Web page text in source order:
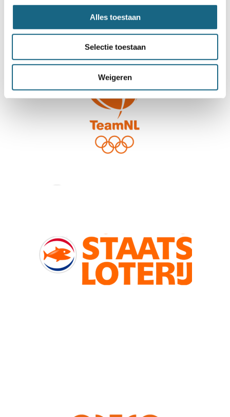
Alles toestaan
Selectie toestaan
Weigeren